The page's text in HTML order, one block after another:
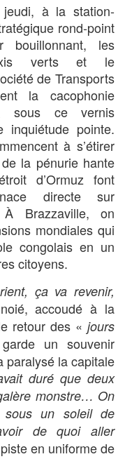
à la station-
rond-point
bouillonnant, les
verts et le
de Transports
la cacophonie
sous ce vernis
inquiétude pointe.
à s’étirer
la pénurie hante
d’Ormuz font
directe sur
À Brazzaville, on
mondiales qui
congolais en un
citoyens.
ça va revenir,
accoudé à la
retour des « jours
un souvenir
paralysé la capitale
duré que deux
monstre… On
sous un soleil de
de quoi aller
en uniforme de